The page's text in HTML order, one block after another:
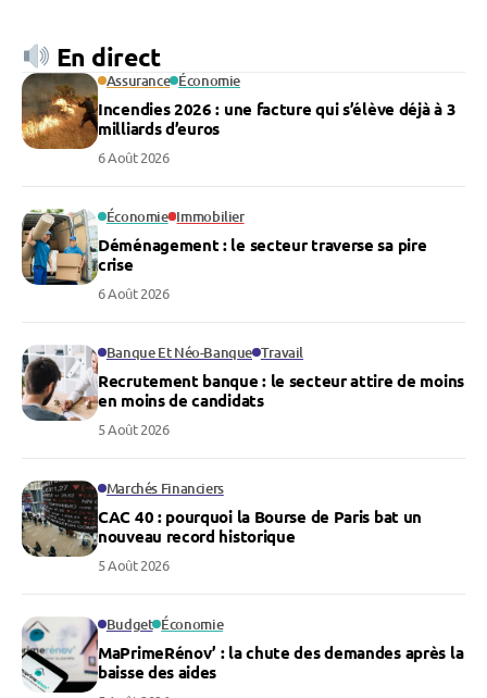
En direct
Assurance Économie
Incendies 2026 : une facture qui s’élève déjà à 3
milliards d’euros
6 Août 2026
Économie Immobilier
Déménagement : le secteur traverse sa pire
crise
6 Août 2026
Banque Et Néo-Banque Travail
Recrutement banque : le secteur attire de moins
en moins de candidats
5 Août 2026
Marchés Financiers
CAC 40 : pourquoi la Bourse de Paris bat un
nouveau record historique
5 Août 2026
Budget Économie
MaPrimeRénov’ : la chute des demandes après la
baisse des aides